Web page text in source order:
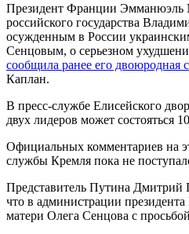
Президент Франции Эмманюэль
российского государства
осужденным в России
Сенцовым, о серьезном
сообщила ранее его двоюродная
Каплан.
В пресс-службе Елисейского
двух лидеров может состояться
Официальных комментариев на
службы Кремля пока не
Представитель Путина Дмитрий
что в администрации
матери Олега Сенцова с